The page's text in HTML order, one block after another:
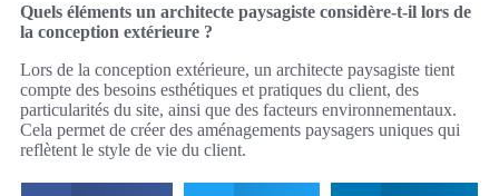
Quels éléments un architecte paysagiste considère-t-il lors de
la conception extérieure ?
Lors de la conception extérieure, un architecte paysagiste tient
compte des besoins esthétiques et pratiques du client, des
particularités du site, ainsi que des facteurs environnementaux.
Cela permet de créer des aménagements paysagers uniques qui
reflètent le style de vie du client.